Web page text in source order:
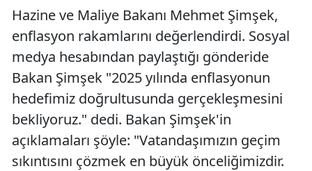
Hazine ve Maliye Bakanı Mehmet Şimşek,
enflasyon rakamlarını değerlendirdi. Sosyal
medya hesabından paylaştığı gönderide
Bakan Şimşek "2025 yılında enflasyonun
hedefimiz doğrultusunda gerçekleşmesini
bekliyoruz." dedi. Bakan Şimşek'in
açıklamaları şöyle: "Vatandaşımızın geçim
sıkıntısını çözmek en büyük önceliğimizdir.